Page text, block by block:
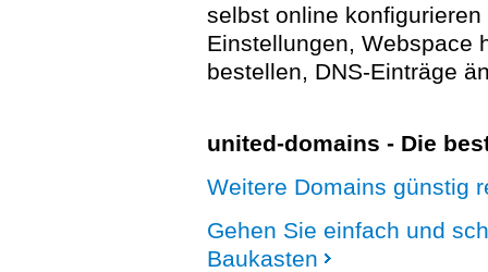
selbst online
Einstellungen, Webspace
bestellen, DNS-Einträge
united-domains - Die
Weitere Domains günstig
Gehen Sie einfach und
Baukasten